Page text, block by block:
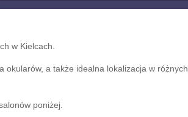
w Kielcach.
okularów, a także idealna lokalizacja w różnych
poniżej.